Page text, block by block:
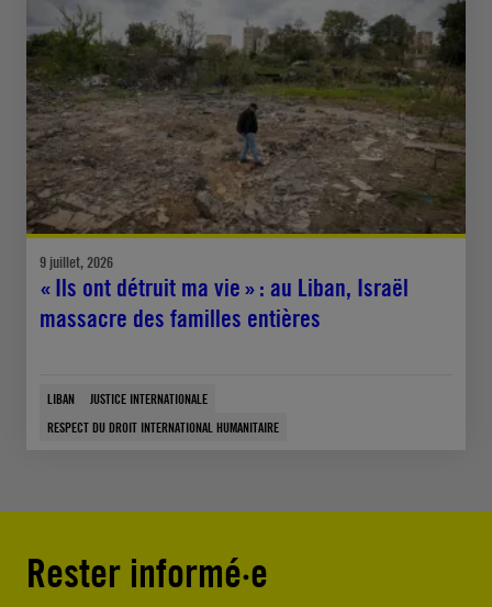
9 juillet, 2026
« Ils ont détruit ma vie » : au Liban, Israël
massacre des familles entières
LIBAN
JUSTICE INTERNATIONALE
RESPECT DU DROIT INTERNATIONAL HUMANITAIRE
Rester informé·e